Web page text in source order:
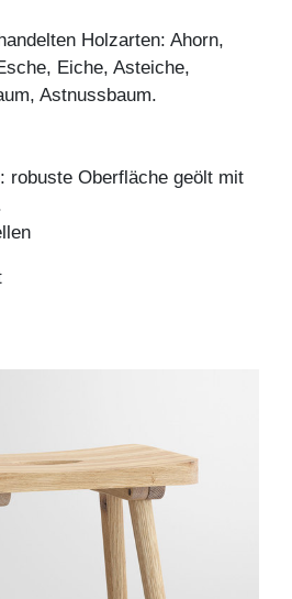
Holzarten: Ahorn,
Eiche, Asteiche,
Astnussbaum.
robuste Oberfläche geölt mit